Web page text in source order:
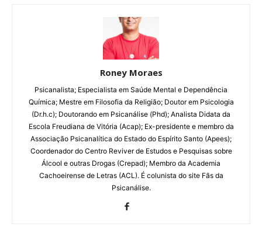
Roney Moraes
Psicanalista; Especialista em Saúde Mental e Dependência
Química; Mestre em Filosofia da Religião; Doutor em Psicologia
(Dr.h.c); Doutorando em Psicanálise (Phd); Analista Didata da
Escola Freudiana de Vitória (Acap); Ex-presidente e membro da
Associação Psicanalítica do Estado do Espírito Santo (Apees);
Coordenador do Centro Reviver de Estudos e Pesquisas sobre
Álcool e outras Drogas (Crepad); Membro da Academia
Cachoeirense de Letras (ACL). É colunista do site Fãs da
Psicanálise.